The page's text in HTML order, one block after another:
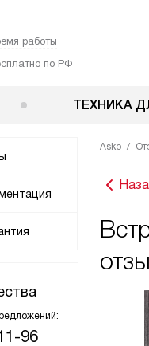
работы
по РФ
ТЕХНИКА
96
Asko